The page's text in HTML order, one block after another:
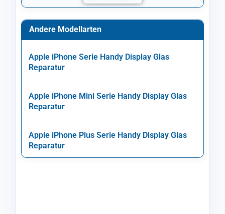
Andere Modellarten
Apple iPhone Serie Handy Display Glas
Reparatur
Apple iPhone Mini Serie Handy Display Glas
Reparatur
Apple iPhone Plus Serie Handy Display Glas
Reparatur